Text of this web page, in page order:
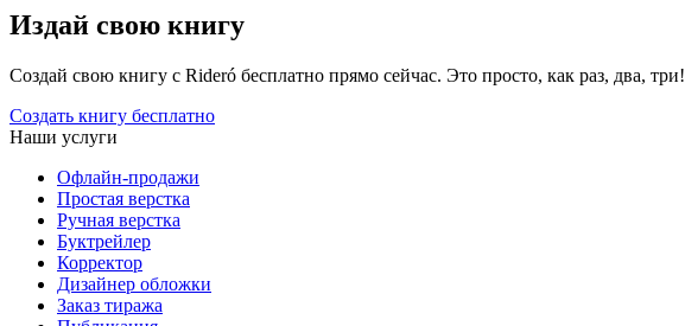
Издай свою книгу
Создай свою книгу с Rideró бесплатно прямо сейчас. Это просто, как раз, два, три!
Создать книгу бесплатно
Наши услуги
Офлайн-продажи
Простая верстка
Ручная верстка
Буктрейлер
Корректор
Дизайнер обложки
Заказ тиража